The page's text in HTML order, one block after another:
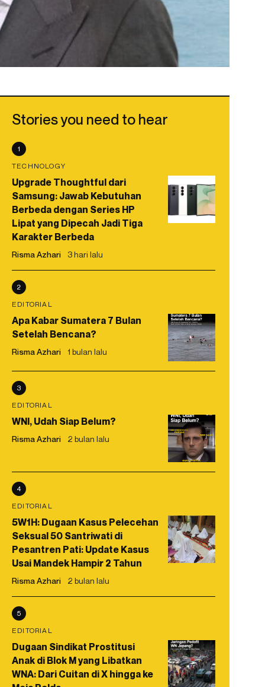
Stories you need to hear
1
TECHNOLOGY
Upgrade Thoughtful dari
Samsung: Jawab Kebutuhan
Berbeda dengan Series HP
Lipat yang Dipecah Jadi Tiga
Karakter Berbeda
Risma Azhari 3 hari lalu
2
EDITORIAL
Apa Kabar Sumatera 7 Bulan
Setelah Bencana?
Risma Azhari 1 bulan lalu
3
EDITORIAL
WNI, Udah Siap Belum?
Risma Azhari 2 bulan lalu
4
EDITORIAL
5W1H: Dugaan Kasus Pelecehan
Seksual 50 Santriwati di
Pesantren Pati: Update Kasus
Usai Mandek Hampir 2 Tahun
Risma Azhari 2 bulan lalu
5
EDITORIAL
Dugaan Sindikat Prostitusi
Anak di Blok M yang Libatkan
WNA: Dari Cuitan di X hingga ke